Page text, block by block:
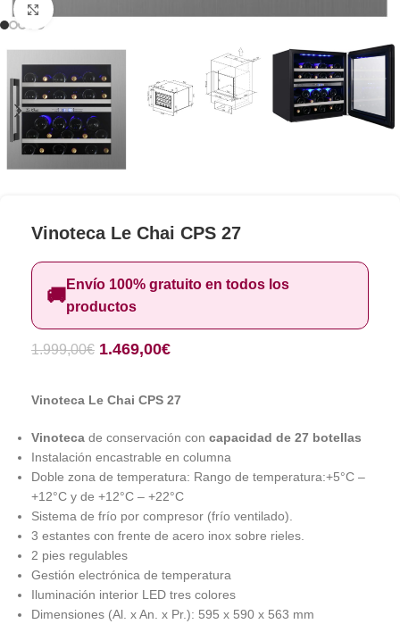
Clic para ampliar
Vinoteca Le Chai CPS 27
🚚Envío 100% gratuito en todos los
productos
1.999,00€ 1.469,00€
Vinoteca Le Chai CPS 27
Vinoteca de conservación con capacidad de 27 botellas
Instalación encastrable en columna
Doble zona de temperatura: Rango de temperatura:+5°C –
+12°C y de +12°C – +22°C
Sistema de frío por compresor (frío ventilado).
3 estantes con frente de acero inox sobre rieles.
2 pies regulables
Gestión electrónica de temperatura
Iluminación interior LED tres colores
Dimensiones (Al. x An. x Pr.): 595 x 590 x 563 mm